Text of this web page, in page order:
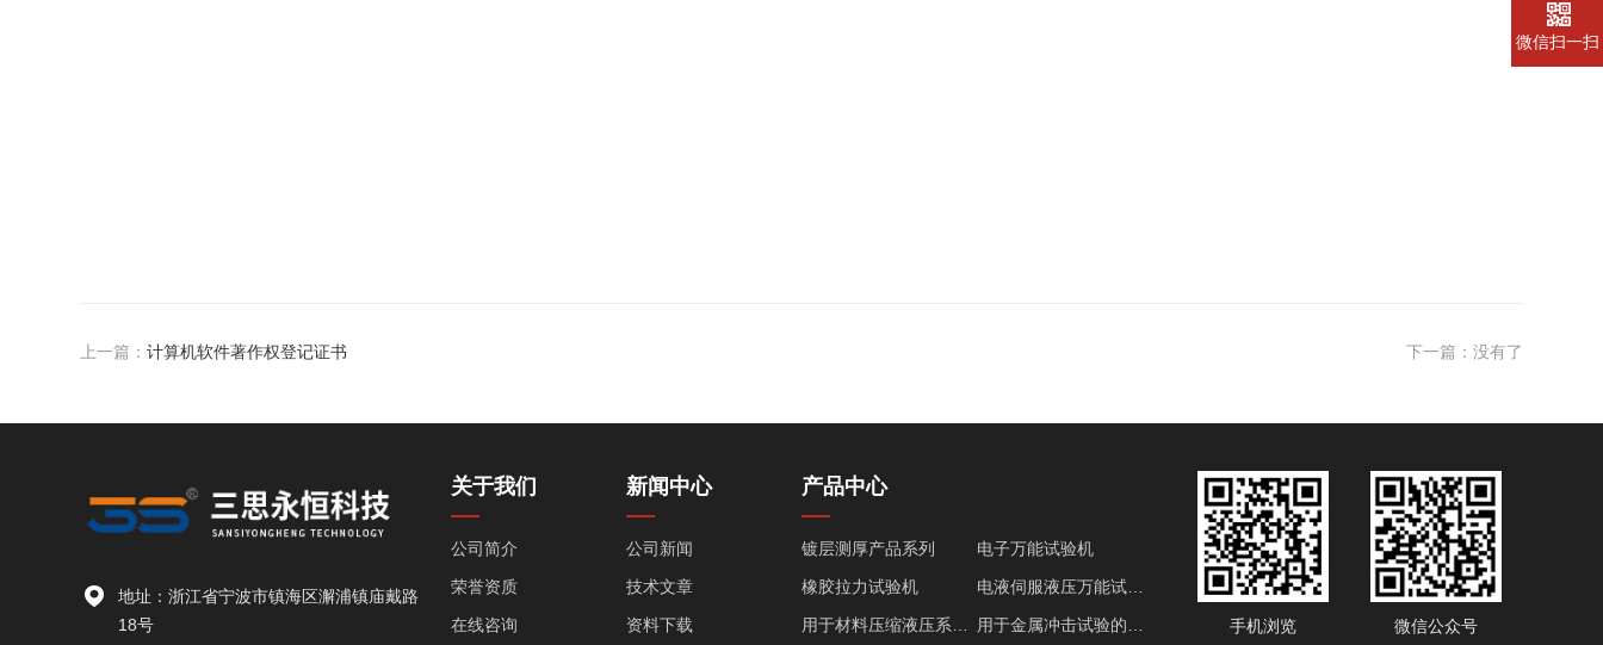
上一篇：计算机软件著作权登记证书 下一篇：没有了
地址：浙江省宁波市镇海区澥浦镇庙戴路
18号
关于我们
公司简介
荣誉资质
在线咨询
新闻中心
公司新闻
技术文章
资料下载
产品中心
镀层测厚产品系列
电子万能试验机
橡胶拉力试验机
手机浏览 微信公众号
微信扫一扫